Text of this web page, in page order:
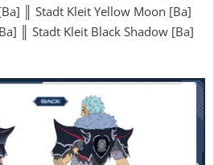
║ Stadt Kleit Yellow Moon [Ba]
║ Stadt Kleit Black Shadow [Ba]